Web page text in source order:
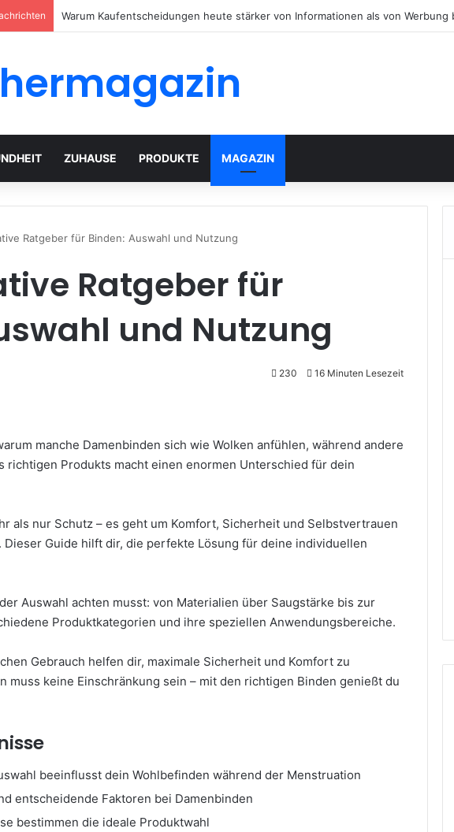
Gartenhäuser mit modernem Flachdach: Alles, was Sie 2026 wissen müssen
ZUHAUSE PRODUKTE MAGAZIN
Ratgeber für Binden: Auswahl und Nutzung
Ratgeber für
und Nutzung
230 16 Minuten Lesezeit
manche Damenbinden sich wie Wolken anfühlen, während andere
richtigen Produkts macht einen enormen Unterschied für dein
als nur Schutz – es geht um Komfort, Sicherheit und Selbstvertrauen
Dieser Guide hilft dir, die perfekte Lösung für deine individuellen
Auswahl achten musst: von Materialien über Saugstärke bis zur
Produktkategorien und ihre speziellen Anwendungsbereiche.
Gebrauch helfen dir, maximale Sicherheit und Komfort zu
muss keine Einschränkung sein – mit den richtigen Binden genießt du
beeinflusst dein Wohlbefinden während der Menstruation
entscheidende Faktoren bei Damenbinden
bestimmen die ideale Produktwahl